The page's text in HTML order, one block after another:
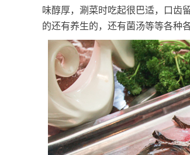
味醇厚，涮菜时吃起很巴适，口齿
的还有养生的，还有菌汤等等各种